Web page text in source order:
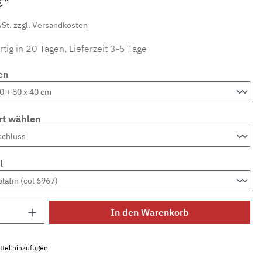
zzgl. Versandkosten
in 20 Tagen, Lieferzeit 3-5 Tage
wählen
Anzahl: Gib den gewünschten Wert ein
In den Warenkorb
hinzufügen